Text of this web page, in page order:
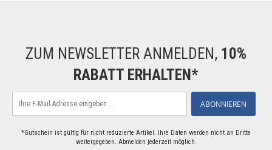
ZUM NEWSLETTER ANMELDEN, 10%
RABATT ERHALTEN*
Sie
ABONNIEREN
*Gutschein ist gültig für nicht reduzierte Artikel. Ihre Daten werden nicht an Dritte
weitergegeben. Abmelden jederzeit möglich.